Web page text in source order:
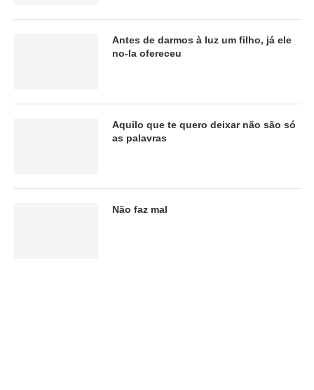
Antes de darmos à luz um filho, já ele
no-la ofereceu
Aquilo que te quero deixar não são só
as palavras
Não faz mal